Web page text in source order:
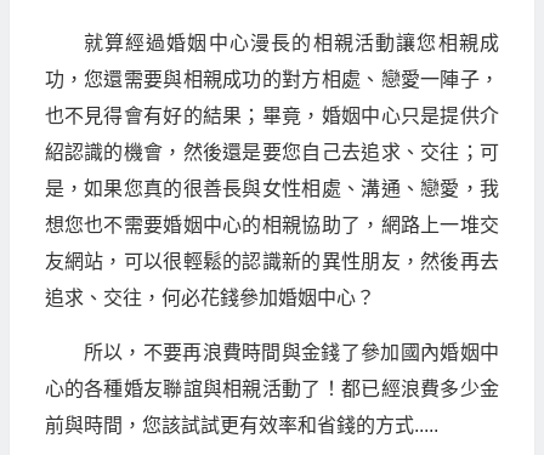
就算經過婚姻中心漫長的相親活動讓您相親成
功，您還需要與相親成功的對方相處、戀愛一陣子，
也不見得會有好的結果；畢竟，婚姻中心只是提供介
紹認識的機會，然後還是要您自己去追求、交往；可
是，如果您真的很善長與女性相處、溝通、戀愛，我
想您也不需要婚姻中心的相親協助了，網路上一堆交
友網站，可以很輕鬆的認識新的異性朋友，然後再去
追求、交往，何必花錢參加婚姻中心？
所以，不要再浪費時間與金錢了參加國內婚姻中
心的各種婚友聯誼與相親活動了！都已經浪費多少金
前與時間，您該試試更有效率和省錢的方式.....